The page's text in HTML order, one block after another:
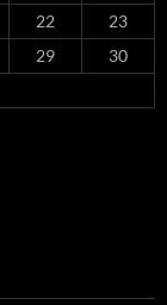
22
23
29
30